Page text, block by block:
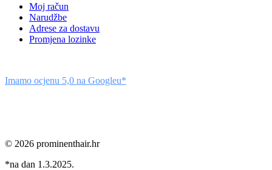
Moj račun
Narudžbe
Adrese za dostavu
Promjena lozinke
Imamo ocjenu 5,0 na Googleu*
© 2026 prominenthair.hr
*na dan 1.3.2025.